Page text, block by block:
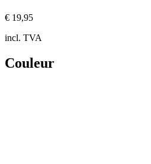
€ 19,95
incl. TVA
Couleur